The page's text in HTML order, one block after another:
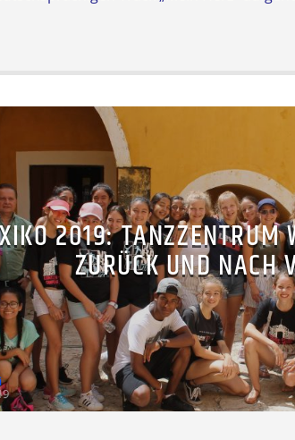
2019: TANZZENTRUM
ZURÜCK UND NACH